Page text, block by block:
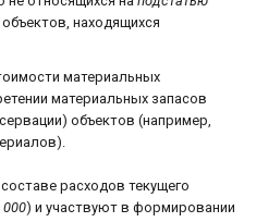
находящихся
материальных
материальных запасов
объектов (например,
расходов текущего
000) и участвуют в формировании